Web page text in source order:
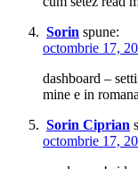
Sorin spune:
octombrie 17,
dashboard –
mine e in
Sorin Ciprian
octombrie 17,